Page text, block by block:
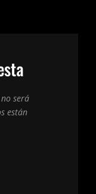
será
están